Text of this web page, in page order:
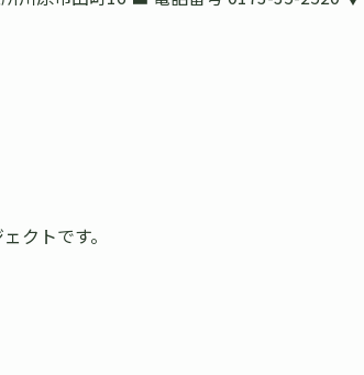
クトです。